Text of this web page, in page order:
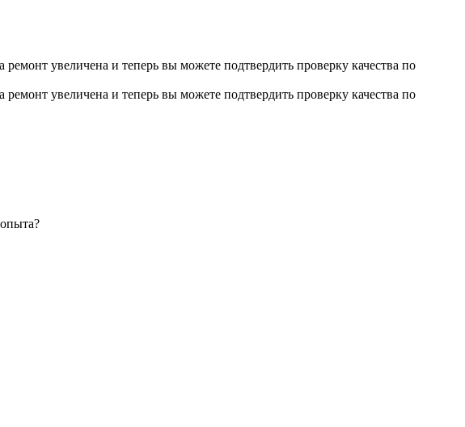
увеличена и теперь вы можете подтвердить проверку качества по
увеличена и теперь вы можете подтвердить проверку качества по